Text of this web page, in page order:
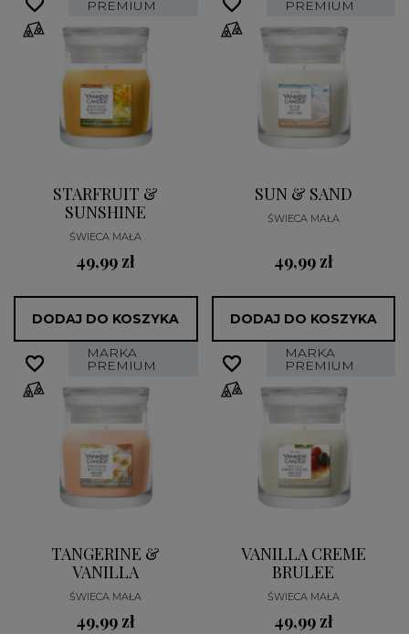
PREMIUM
STARFRUIT &
SUNSHINE
ŚWIECA MAŁA
49,99 zł
DODAJ DO KOSZYKA
PREMIUM
SUN & SAND
ŚWIECA MAŁA
49,99 zł
DODAJ DO KOSZYKA
MARKA
PREMIUM
TANGERINE &
VANILLA
ŚWIECA MAŁA
49,99 zł
favorite_border
favorite_border MARKA
PREMIUM
VANILLA CREME
BRULEE
ŚWIECA MAŁA
49,99 zł
favorite_border
favorite_border